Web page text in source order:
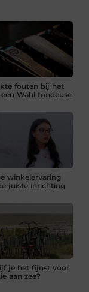
fouten bij het
Wahl tondeuse
winkelervaring
juiste inrichting
je het fijnst voor
aan zee?